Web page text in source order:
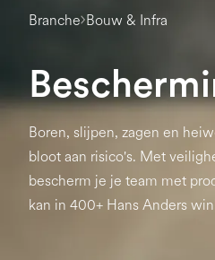
Branche Bouw & Infra
Boren, slijpen, zagen en
bloot aan risico's. Met
bescherm je je team met
kan in 400+ Hans Anders